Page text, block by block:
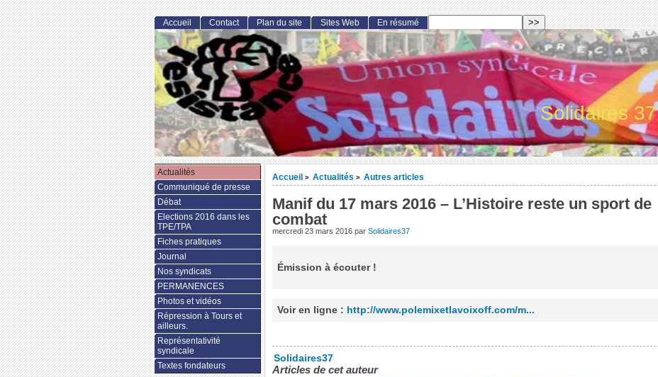
Solidaires 37
Accueil > Actualités > Autres articles
Manif du 17 mars 2016 – L’Histoire reste un sport de
combat
mercredi 23 mars 2016 par Solidaires37
Émission à écouter !
Voir en ligne : http://www.polemixetlavoixoff.com/m...
Solidaires37
Articles de cet auteur
Accueil Contact Plan du site Sites Web En résumé
Actualités
Communiqué de presse
Débat
Elections 2016 dans les
TPE/TPA
Fiches pratiques
Journal
Nos syndicats
PERMANENCES
Photos et vidéos
Répression à Tours et
ailleurs.
Représentativité
syndicale
Textes fondateurs